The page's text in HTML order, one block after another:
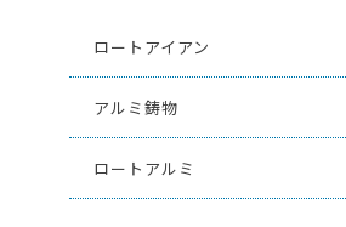
ロートアイアン
アルミ鋳物
ロートアルミ